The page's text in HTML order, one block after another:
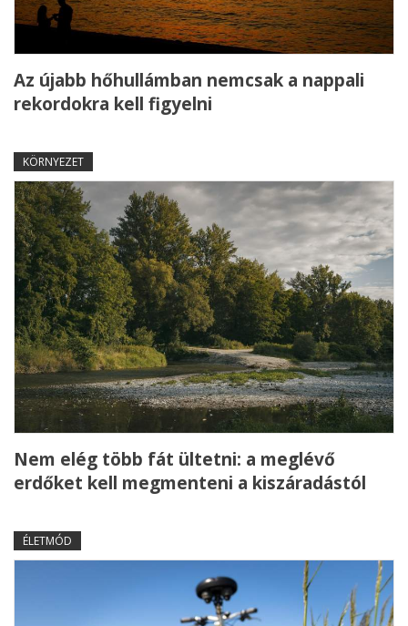
Az újabb hőhullámban nemcsak a nappali
rekordokra kell figyelni
KÖRNYEZET
Nem elég több fát ültetni: a meglévő
erdőket kell megmenteni a kiszáradástól
ÉLETMÓD